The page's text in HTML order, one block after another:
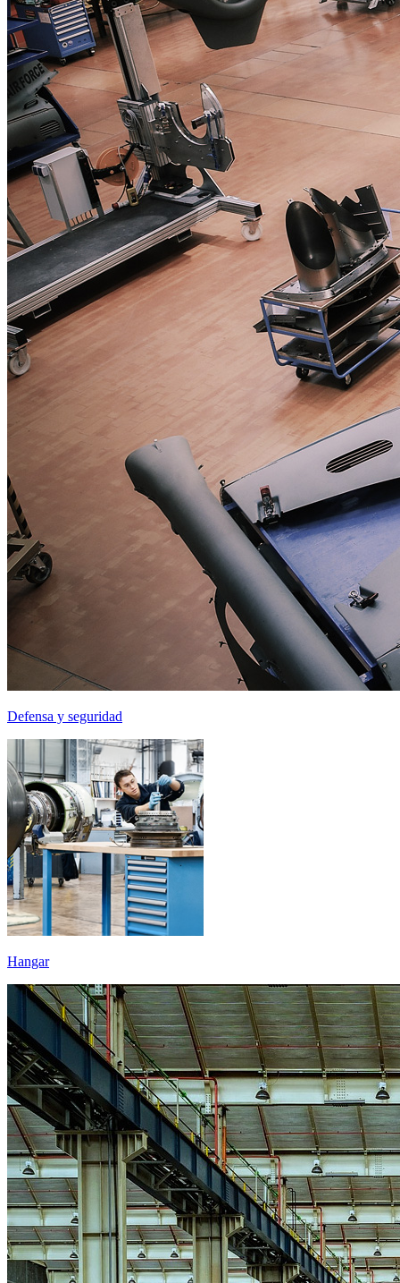
Defensa y seguridad
Hangar